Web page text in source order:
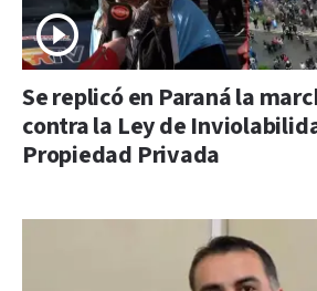
Se replicó en Paraná la
contra la Ley de
Propiedad Privada